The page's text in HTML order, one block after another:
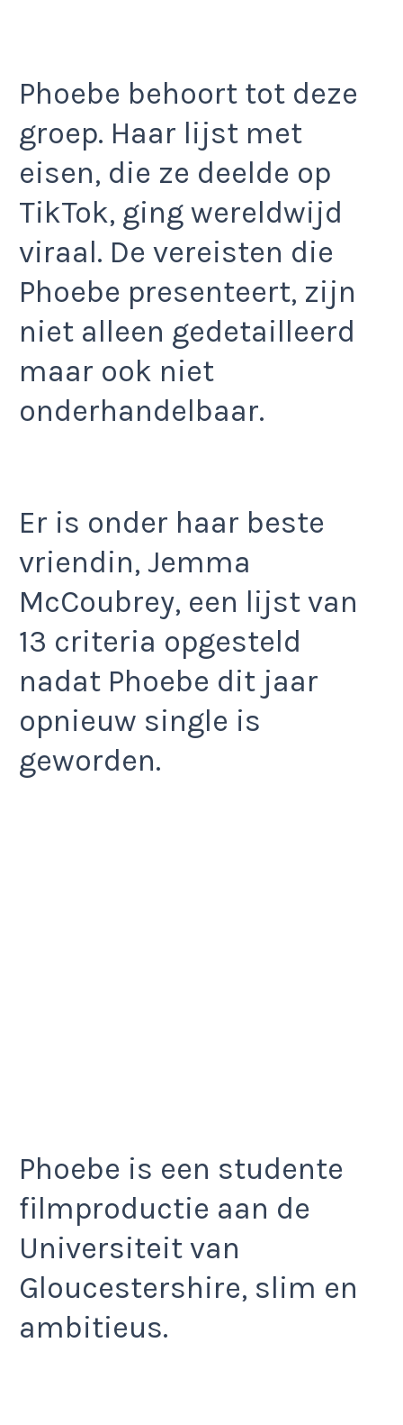
Phoebe behoort tot deze
groep. Haar lijst met
eisen, die ze deelde op
TikTok, ging wereldwijd
viraal. De vereisten die
Phoebe presenteert, zijn
niet alleen gedetailleerd
maar ook niet
onderhandelbaar.
Er is onder haar beste
vriendin, Jemma
McCoubrey, een lijst van
13 criteria opgesteld
nadat Phoebe dit jaar
opnieuw single is
geworden.
Phoebe is een studente
filmproductie aan de
Universiteit van
Gloucestershire, slim en
ambitieus.